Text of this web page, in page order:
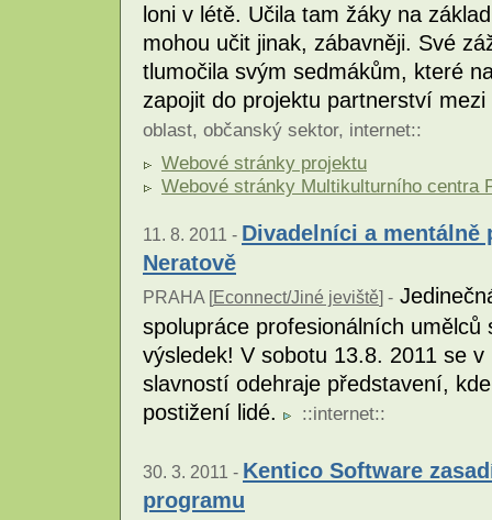
loni v létě. Učila tam žáky na
mohou učit jinak, zábavněji. Své
tlumočila svým sedmákům, které
zapojit do projektu partnerství
oblast, občanský sektor, internet::
Webové stránky projektu
Webové stránky Multikulturního centra
11. 8. 2011 - Divadelníci a
Neratově
PRAHA [Econnect/Jiné jeviště] -
spolupráce profesionálních
výsledek! V sobotu 13.8. 2011 se
slavností odehraje představení,
postižení lidé.
::internet::
30. 3. 2011 - Kentico Software
programu